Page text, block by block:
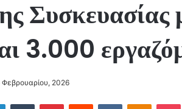
Συσκευασίας
3.000
Φεβρουαρίου, 2026
LinkedInTumblr PinterestReddit VKontakte